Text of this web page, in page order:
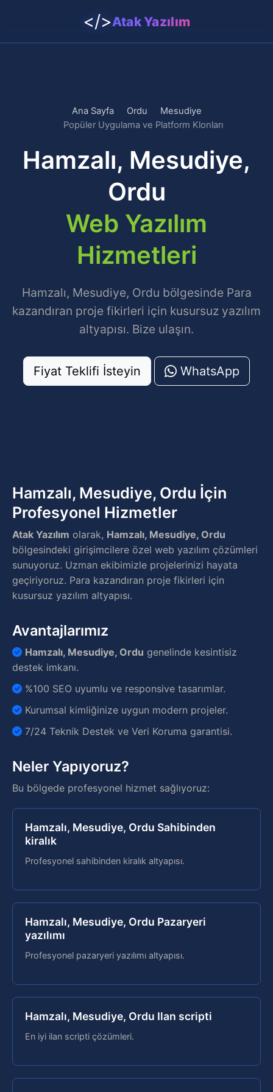
</>Atak Yazılım
Ana Sayfa Ordu
Mesudiye
Popüler Uygulama ve Platform Klonları
Hamzalı, Mesudiye,
Ordu
Web Yazılım
Hizmetleri
Hamzalı, Mesudiye, Ordu bölgesinde Para
kazandıran proje fikirleri için kusursuz yazılım
altyapısı. Bize ulaşın.
Fiyat Teklifi İsteyin WhatsApp
Hamzalı, Mesudiye, Ordu İçin
Profesyonel Hizmetler
Atak Yazılım olarak, Hamzalı, Mesudiye, Ordu
bölgesindeki girişimcilere özel web yazılım çözümleri
sunuyoruz. Uzman ekibimizle projelerinizi hayata
geçiriyoruz. Para kazandıran proje fikirleri için
kusursuz yazılım altyapısı.
Avantajlarımız
Hamzalı, Mesudiye, Ordu genelinde kesintisiz
destek imkanı.
%100 SEO uyumlu ve responsive tasarımlar.
Kurumsal kimliğinize uygun modern projeler.
7/24 Teknik Destek ve Veri Koruma garantisi.
Neler Yapıyoruz?
Bu bölgede profesyonel hizmet sağlıyoruz:
Hamzalı, Mesudiye, Ordu Sahibinden
kiralık
Profesyonel sahibinden kiralık altyapısı.
Hamzalı, Mesudiye, Ordu Pazaryeri
yazılımı
Profesyonel pazaryeri yazılımı altyapısı.
Hamzalı, Mesudiye, Ordu Ilan scripti
En iyi ilan scripti çözümleri.